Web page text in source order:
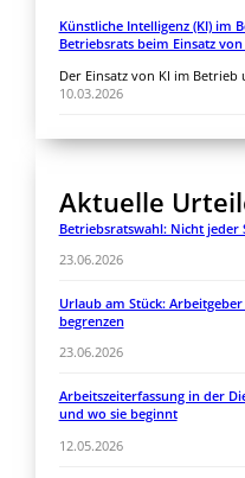
Künstliche Intelligenz (KI) im
Betriebsrats beim Einsatz von
Der Einsatz von KI im
10.03.2026
Aktuelle
Betriebsratswahl: Nicht
23.06.2026
Urlaub am Stück:
begrenzen
23.06.2026
Arbeitszeiterfassung in der
und wo sie beginnt
12.05.2026